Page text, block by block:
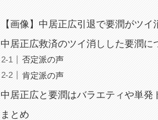
【画像】中居正広引退で要潤がツ
中居正広救済のツイ消しした要潤に
否定派の声
肯定派の声
中居正広と要潤はバラエティや単発
まとめ